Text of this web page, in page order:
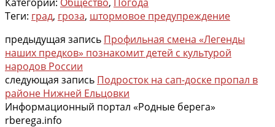
Теги: град, гроза, штормовое предупреждение
предыдущая запись Профильная смена «Легенды
наших предков» познакомит детей с культурой
народов России
следующая запись Подросток на сап-доске пропал в
районе Нижней Ельцовки
Информационный портал «Родные берега»
rberega.info